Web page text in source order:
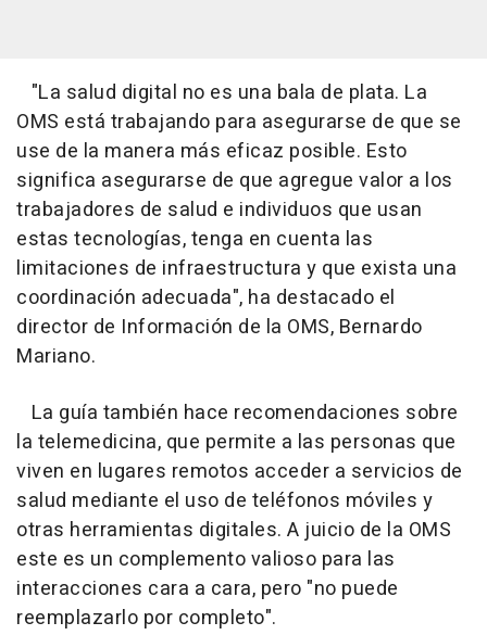
"La salud digital no es una bala de plata. La
OMS está trabajando para asegurarse de que se
use de la manera más eficaz posible. Esto
significa asegurarse de que agregue valor a los
trabajadores de salud e individuos que usan
estas tecnologías, tenga en cuenta las
limitaciones de infraestructura y que exista una
coordinación adecuada", ha destacado el
director de Información de la OMS, Bernardo
Mariano.
La guía también hace recomendaciones sobre
la telemedicina, que permite a las personas que
viven en lugares remotos acceder a servicios de
salud mediante el uso de teléfonos móviles y
otras herramientas digitales. A juicio de la OMS
este es un complemento valioso para las
interacciones cara a cara, pero "no puede
reemplazarlo por completo".